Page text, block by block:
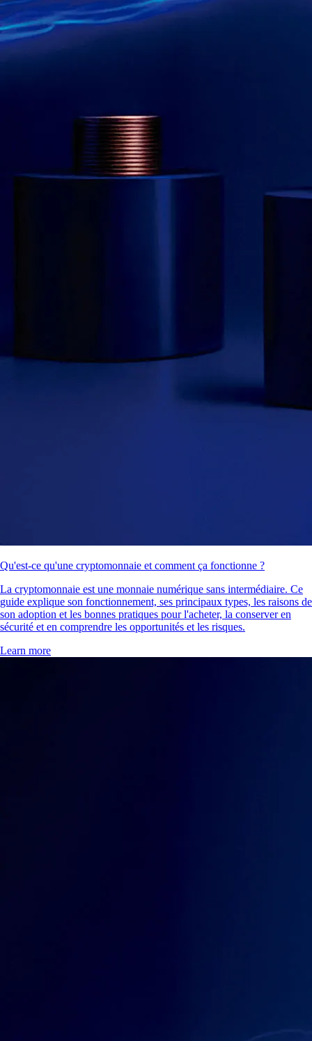
Qu'est-ce qu'une cryptomonnaie et comment ça fonctionne ?
La cryptomonnaie est une monnaie numérique sans intermédiaire. Ce
guide explique son fonctionnement, ses principaux types, les raisons de
son adoption et les bonnes pratiques pour l'acheter, la conserver en
sécurité et en comprendre les opportunités et les risques.
Learn more